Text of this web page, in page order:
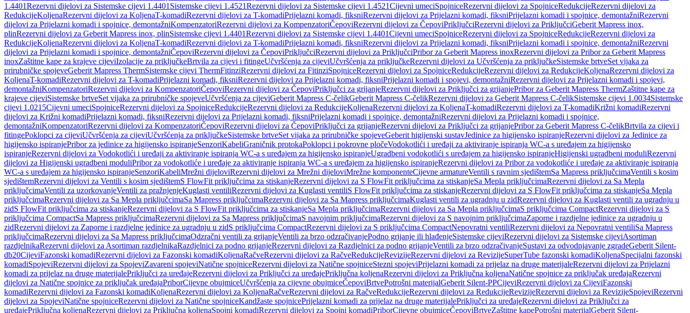
1.4401Rezervni dijelovi za Sistemske cijevi 1.4401 Sistemske cijevi 1.4521Rezervni dijelovi za Sistemske cijevi 1.4521Cijevni umeciSpojniceRezervni dijelovi za SpojniceRedukcijeRezervni dijelovi za
RedukcijeKoljenaRezervni dijelovi za KoljenaT-komadiRezervni dijelovi za T-komadiPrijelazni komadi, fiksniRezervni dijelovi za Prijelazni komadi, fiksniPrijelazni komadi i spojnice, demontažniRezervni
dijelovi za Prijelazni komadi i spojnice, demontažniKompenzatoriRezervni dijelovi za KompenzatoriČepoviRezervni dijelovi za ČepoviPriključciRezervni dijelovi za PriključciGeberit Mapress inox,
plinRezervni dijelovi za Geberit Mapress inox, plinSistemske cijevi 1.4401Rezervni dijelovi za Sistemske cijevi 1.4401Cijevni umeciSpojniceRezervni dijelovi za SpojniceRedukcijeRezervni dijelovi za
RedukcijeKoljenaRezervni dijelovi za KoljenaT-komadiRezervni dijelovi za T-komadiPrijelazni komadi, fiksniRezervni dijelovi za Prijelazni komadi, fiksniPrijelazni komadi i spojnice, demontažniRezervni
dijelovi za Prijelazni komadi i spojnice, demontažniČepoviRezervni dijelovi za ČepoviPriključciRezervni dijelovi za PriključciPribor za Geberit Mapress inoxRezervni dijelovi za Pribor za Geberit Mapress
inoxZaštitne kape za krajeve cijeviIzolacije za priključkeBrtvila za cijevi i fitingeUčvršćenja za cijeviUčvršćenja za priključkeRezervni dijelovi za Učvršćenja za priključkeSistemske brtveSet vijaka za
prirubničke spojeveGeberit Mapress ThermSistemske cijevi ThermFitinziRezervni dijelovi za FitinziSpojniceRezervni dijelovi za SpojniceRedukcijeRezervni dijelovi za RedukcijeKoljenaRezervni dijelovi za
KoljenaT-komadiRezervni dijelovi za T-komadiPrijelazni komadi, fiksniRezervni dijelovi za Prijelazni komadi, fiksniPrijelazni komadi i spojevi, demontažniRezervni dijelovi za Prijelazni komadi i spojevi,
demontažniKompenzatoriRezervni dijelovi za KompenzatoriČepoviRezervni dijelovi za ČepoviPriključci za grijanjeRezervni dijelovi za Priključci za grijanjePribor za Geberit Mapress ThermZaštitne kape za
krajeve cijeviSistemske brtveSet vijaka za prirubničke spojeveUčvršćenja za cijeviGeberit Mapress C-čelikGeberit Mapress C-čelikRezervni dijelovi za Geberit Mapress C-čelikSistemske cijevi 1.0034Sistemske
cijevi 1.0215Cijevni umeciSpojniceRezervni dijelovi za SpojniceRedukcijeRezervni dijelovi za RedukcijeKoljenaRezervni dijelovi za KoljenaT-komadiRezervni dijelovi za T-komadiKrižni komadiRezervni
dijelovi za Križni komadiPrijelazni komadi, fiksniRezervni dijelovi za Prijelazni komadi, fiksniPrijelazni komadi i spojnice, demontažniRezervni dijelovi za Prijelazni komadi i spojnice,
demontažniKompenzatoriRezervni dijelovi za KompenzatoriČepoviRezervni dijelovi za ČepoviPriključci za grijanjeRezervni dijelovi za Priključci za grijanjePribor za Geberit Mapress C-čelikBrtvila za cijevi i
fitingePoklopci za cijeviUčvršćenja za cijeviUčvršćenja za priključkeSistemske brtveSet vijaka za prirubničke spojeveGeberit higijenski sustavJedinice za higijensko ispiranjeRezervni dijelovi za Jedinice za
higijensko ispiranjePribor za jedinice za higijensko ispiranjeSenzoriKabeliGraničnik protokaPoklopci i pokrovne pločeVodokotlići i uređaji za aktiviranje ispiranja WC-a s uređajem za higijensko
ispiranjeRezervni dijelovi za Vodokotlići i uređaji za aktiviranje ispiranja WC-a s uređajem za higijensko ispiranjeUgradbeni vodokotlići s uređajem za higijensko ispiranjeHigijenski ugradbeni moduliRezervni
dijelovi za Higijenski ugradbeni moduliPribor za vodokotliće i uređaje za aktiviranje ispiranja WC-a s uređajem za higijensko ispiranjeRezervni dijelovi za Pribor za vodokotliće i uređaje za aktiviranje ispiranja
WC-a s uređajem za higijensko ispiranjeSenzoriKabeliMrežni dijeloviRezervni dijelovi za Mrežni dijeloviMrežne komponenteCijevne armatureVentili s ravnim sjedištemSa Mapress priključcimaVentili s kosim
sjedištemRezervni dijelovi za Ventili s kosim sjedištemS FlowFit priključcima za stiskanjeRezervni dijelovi za S FlowFit priključcima za stiskanjeSa Mepla priključcimaRezervni dijelovi za Sa Mepla
priključcimaVentili za uzorkovanjeVentili za pražnjenjeKuglasti ventiliRezervni dijelovi za Kuglasti ventiliS FlowFit priključcima za stiskanjeRezervni dijelovi za S FlowFit priključcima za stiskanjeSa Mepla
priključcimaRezervni dijelovi za Sa Mepla priključcimaSa Mapress priključcimaRezervni dijelovi za Sa Mapress priključcimaKuglasti ventili za ugradnju u zidRezervni dijelovi za Kuglasti ventili za ugradnju u
zidS FlowFit priključcima za stiskanjeRezervni dijelovi za S FlowFit priključcima za stiskanjeSa Mepla priključcimaRezervni dijelovi za Sa Mepla priključcimaS priključcima CompactRezervni dijelovi za S
priključcima CompactSa Mapress priključcimaRezervni dijelovi za Sa Mapress priključcimaS navojnim priključcimaRezervni dijelovi za S navojnim priključcimaZaporne i razdjelne jedinice za ugradnju u
zidRezervni dijelovi za Zaporne i razdjelne jedinice za ugradnju u zidS priključcima CompactRezervni dijelovi za S priključcima CompactNepovratni ventiliRezervni dijelovi za Nepovratni ventiliSa Mapress
priključcimaRezervni dijelovi za Sa Mapress priključcimaOdzračni ventili za grijanjeVentili za brzo odzračivanjePodno grijanje ili hlađenjeSistemske cijeviRezervni dijelovi za Sistemske cijeviAsortiman
razdjelnikaRezervni dijelovi za Asortiman razdjelnikaRazdjelnici za podno grijanjeRezervni dijelovi za Razdjelnici za podno grijanjeVentili za brzo odzračivanjeSustavi za odvodnjavanje zgradeGeberit Silent-
db20CijeviFazonski komadiRezervni dijelovi za Fazonski komadiKoljenaRačveRezervni dijelovi za RačveRedukcijeRevizijeRezervni dijelovi za RevizijeSuperTube fazonski komadiKoljenaSpecijalni fazonski
komadiSpojeviRezervni dijelovi za SpojeviZavareni spojeviNatične spojniceRezervni dijelovi za Natične spojniceStezni spojeviPrijelazni komadi za prijelaz na druge materijaleRezervni dijelovi za Prijelazni
komadi za prijelaz na druge materijalePriključci za uređajeRezervni dijelovi za Priključci za uređajePriključna koljenaRezervni dijelovi za Priključna koljenaNatične spojnice za priključak uređajaRezervni
dijelovi za Natične spojnice za priključak uređajaPriborCijevne obujmiceUčvršćenja za cijevne obujmiceČepoviBrtvePotrošni materijalGeberit Silent-PPCijeviRezervni dijelovi za CijeviFazonski
komadiRezervni dijelovi za Fazonski komadiKoljenaRezervni dijelovi za KoljenaRačveRezervni dijelovi za RačveRedukcijeRezervni dijelovi za RedukcijeRevizijeRezervni dijelovi za RevizijeSpojeviRezervni
dijelovi za SpojeviNatične spojniceRezervni dijelovi za Natične spojniceKandžaste spojnicePrijelazni komadi za prijelaz na druge materijalePriključci za uređajeRezervni dijelovi za Priključci za
uređajePriključna koljenaRezervni dijelovi za Priključna koljenaSpojni komadiRezervni dijelovi za Spojni komadiPriborCijevne obujmiceČepoviBrtveZaštitne kapePotrošni materijalGeberit Silent-